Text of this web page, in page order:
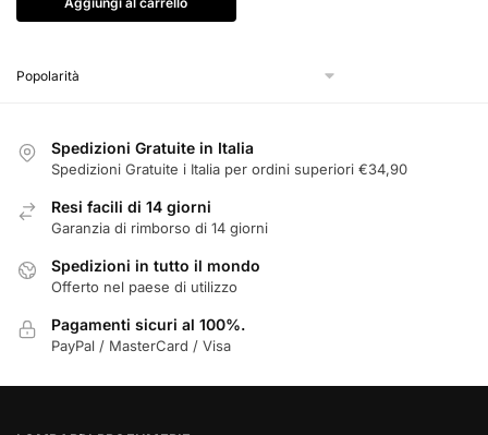
€130,00.
€79,95.
Spedizioni Gratuite in Italia
Spedizioni Gratuite i Italia per ordini superiori €34,90
Resi facili di 14 giorni
Garanzia di rimborso di 14 giorni
Spedizioni in tutto il mondo
Offerto nel paese di utilizzo
Pagamenti sicuri al 100%.
PayPal / MasterCard / Visa